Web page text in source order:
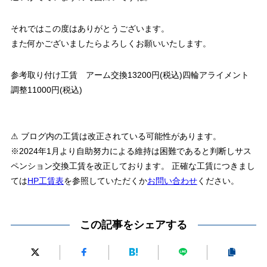
それではこの度はありがとうございます。
また何かございましたらよろしくお願いいたします。
参考取り付け工賃 アーム交換13200円(税込)四輪アライメント
調整11000円(税込)
⚠ ブログ内の工賃は改正されている可能性があります。
※2024年1月より自助努力による維持は困難であると判断しサス
ペンション交換工賃を改正しております。 正確な工賃につきまし
てはHP工賃表を参照していただくかお問い合わせください。
この記事をシェアする